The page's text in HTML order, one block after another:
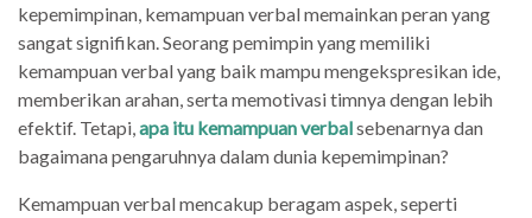
kepemimpinan, kemampuan verbal memainkan peran yang
sangat signifikan. Seorang pemimpin yang memiliki
kemampuan verbal yang baik mampu mengekspresikan ide,
memberikan arahan, serta memotivasi timnya dengan lebih
efektif. Tetapi, apa itu kemampuan verbalsebenarnya dan
bagaimana pengaruhnya dalam dunia kepemimpinan?
Kemampuan verbal mencakup beragam aspek, seperti